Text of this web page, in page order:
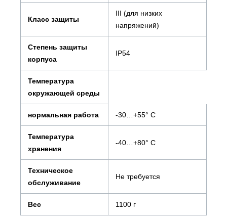
Класс защиты
III (для низких
напряжений)
Степень защиты
корпуса
IP54
Температура
окружающей среды
нормальная работа -30…+55° С
Температура
хранения
-40…+80° С
Техническое
обслуживание
Не требуется
Вес 1100 г